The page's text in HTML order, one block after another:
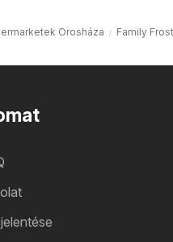
Orosháza Family